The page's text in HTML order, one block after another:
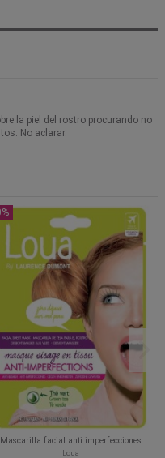
la piel del rostro procurando no
No aclarar.
Mascarilla facial anti imperfecciones
Loua